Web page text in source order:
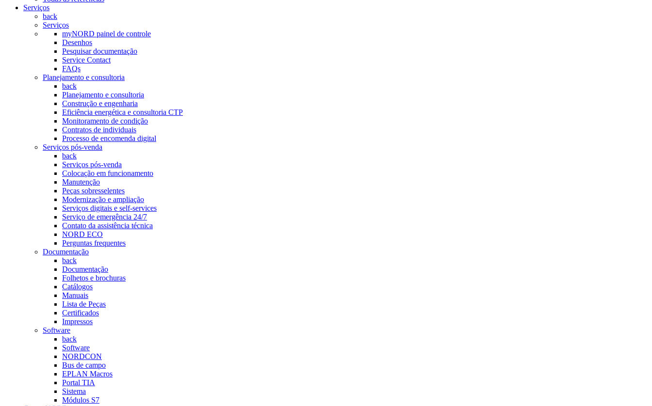
Serviços
back
Serviços
myNORD painel de controle
Desenhos
Pesquisar documentação
Service Contact
FAQs
Planejamento e consultoria
back
Planejamento e consultoria
Construção e engenharia
Eficiência energética e consultoria CTP
Monitoramento de condição
Contratos de individuais
Processo de encomenda digital
Serviços pós-venda
back
Serviços pós-venda
Colocação em funcionamento
Manutenção
Peças sobresselentes
Modernização e ampliação
Serviços digitais e self-services
Serviço de emergência 24/7
Contato da assistência técnica
NORD ECO
Perguntas frequentes
Documentação
back
Documentação
Folhetos e brochuras
Catálogos
Manuais
Lista de Peças
Certificados
Impressos
Software
back
Software
NORDCON
Bus de campo
EPLAN Macros
Portal TIA
Sistema
Módulos S7